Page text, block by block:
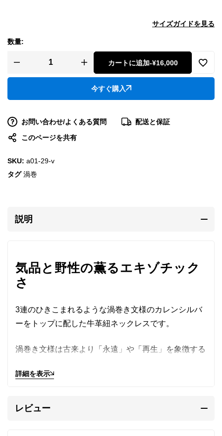
サイズガイドを見る
数量:
カートに追加-¥16,000
今すぐ購入
お問い合わせ/よくある質問
配送と保証
このページを共有
SKU: a01-29-v
タグ渦巻
説明
気品と野性の薫るエキゾチック
さ
3連のひきこまれるような渦巻き文様のカレンシルバ
ーをトップに配した牛革紐ネックレスです。
渦巻き文様は古来より「永遠」や「再生」を象徴する
細身の革紐で強調されたトライバルデザインの大ぶり
出します。
詳細を表示
レビュー